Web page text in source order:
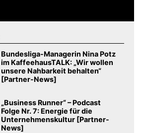
Bundesliga-Managerin Nina Potz
im KaffeehausTALK: „Wir wollen
unsere Nahbarkeit behalten“
[Partner-News]
„Business Runner“ – Podcast
Folge Nr. 7: Energie für die
Unternehmenskultur [Partner-
News]